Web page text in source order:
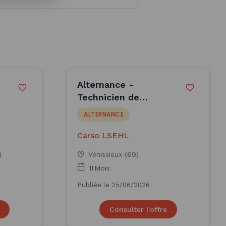
chimiques en industries
en industrie
Alternance -
Technicien de
laboratoire
Bactériologie F/H -
Carso LSEHL
ALTERNANCE
Carso LSEHL
Vénissieux (69)
11 Mois
Publiée le 25/06/2026
Consulter l'offre